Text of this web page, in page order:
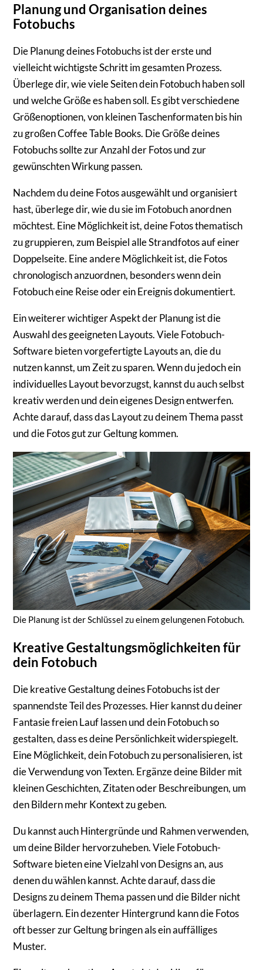
Planung und Organisation deines
Fotobuchs
Die Planung deines Fotobuchs ist der erste und
vielleicht wichtigste Schritt im gesamten Prozess.
Überlege dir, wie viele Seiten dein Fotobuch haben soll
und welche Größe es haben soll. Es gibt verschiedene
Größenoptionen, von kleinen Taschenformaten bis hin
zu großen Coffee Table Books. Die Größe deines
Fotobuchs sollte zur Anzahl der Fotos und zur
gewünschten Wirkung passen.
Nachdem du deine Fotos ausgewählt und organisiert
hast, überlege dir, wie du sie im Fotobuch anordnen
möchtest. Eine Möglichkeit ist, deine Fotos thematisch
zu gruppieren, zum Beispiel alle Strandfotos auf einer
Doppelseite. Eine andere Möglichkeit ist, die Fotos
chronologisch anzuordnen, besonders wenn dein
Fotobuch eine Reise oder ein Ereignis dokumentiert.
Ein weiterer wichtiger Aspekt der Planung ist die
Auswahl des geeigneten Layouts. Viele Fotobuch-
Software bieten vorgefertigte Layouts an, die du
nutzen kannst, um Zeit zu sparen. Wenn du jedoch ein
individuelles Layout bevorzugst, kannst du auch selbst
kreativ werden und dein eigenes Design entwerfen.
Achte darauf, dass das Layout zu deinem Thema passt
und die Fotos gut zur Geltung kommen.
Die Planung ist der Schlüssel zu einem gelungenen Fotobuch.
Kreative Gestaltungsmöglichkeiten für
dein Fotobuch
Die kreative Gestaltung deines Fotobuchs ist der
spannendste Teil des Prozesses. Hier kannst du deiner
Fantasie freien Lauf lassen und dein Fotobuch so
gestalten, dass es deine Persönlichkeit widerspiegelt.
Eine Möglichkeit, dein Fotobuch zu personalisieren, ist
die Verwendung von Texten. Ergänze deine Bilder mit
kleinen Geschichten, Zitaten oder Beschreibungen, um
den Bildern mehr Kontext zu geben.
Du kannst auch Hintergründe und Rahmen verwenden,
um deine Bilder hervorzuheben. Viele Fotobuch-
Software bieten eine Vielzahl von Designs an, aus
denen du wählen kannst. Achte darauf, dass die
Designs zu deinem Thema passen und die Bilder nicht
überlagern. Ein dezenter Hintergrund kann die Fotos
oft besser zur Geltung bringen als ein auffälliges
Muster.